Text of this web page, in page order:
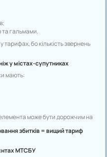
та гальмами.
тарифах, бо кількість звернень
у містах-супутниках
мають:
може бути дорожчим на
збитків = вищий тариф
МТСБУ